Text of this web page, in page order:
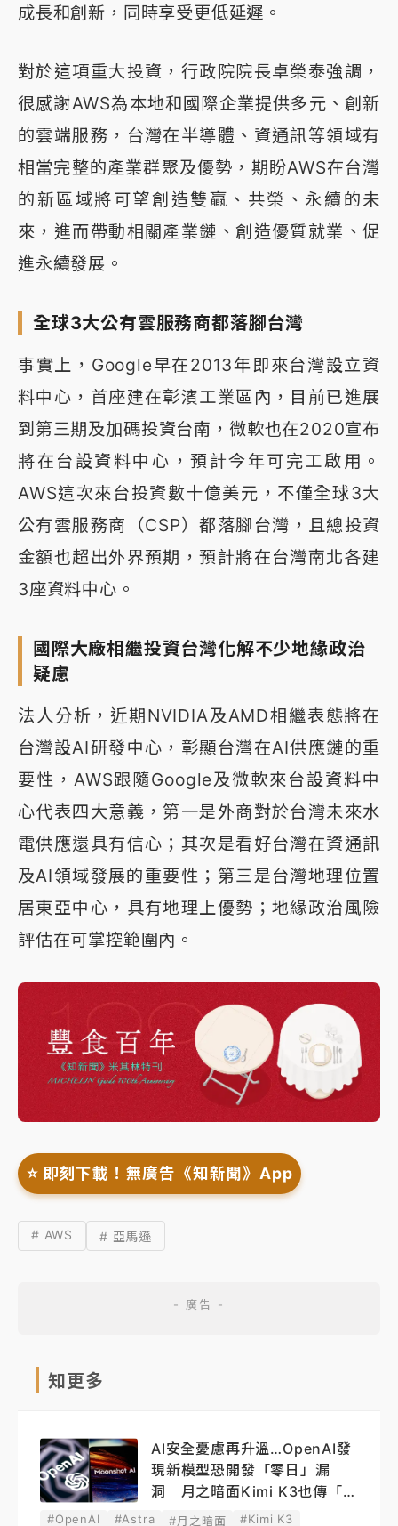
成長和創新，同時享受更低延遲。
對於這項重大投資，行政院院長卓榮泰強調，
很感謝AWS為本地和國際企業提供多元、創新
的雲端服務，台灣在半導體、資通訊等領域有
相當完整的產業群聚及優勢，期盼AWS在台灣
的新區域將可望創造雙贏、共榮、永續的未
來，進而帶動相關產業鏈、創造優質就業、促
進永續發展。
全球3大公有雲服務商都落腳台灣
事實上，Google早在2013年即來台灣設立資
料中心，首座建在彰濱工業區內，目前已進展
到第三期及加碼投資台南，微軟也在2020宣布
將在台設資料中心，預計今年可完工啟用。
AWS這次來台投資數十億美元，不僅全球3大
公有雲服務商（CSP）都落腳台灣，且總投資
金額也超出外界預期，預計將在台灣南北各建
3座資料中心。
國際大廠相繼投資台灣化解不少地緣政治
疑慮
法人分析，近期NVIDIA及AMD相繼表態將在
台灣設AI研發中心，彰顯台灣在AI供應鏈的重
要性，AWS跟隨Google及微軟來台設資料中
心代表四大意義，第一是外商對於台灣未來水
電供應還具有信心；其次是看好台灣在資通訊
及AI領域發展的重要性；第三是台灣地理位置
居東亞中心，具有地理上優勢；地緣政治風險
評估在可掌控範圍內。
⭐️ 即刻下載！無廣告《知新聞》App
# AWS # 亞馬遜
知更多
AI安全憂慮再升溫…OpenAI發
現新模型恐開發「零日」漏
洞 月之暗面Kimi K3也傳「越
獄」
#OpenAI #Astra #月之暗面 #Kimi K3